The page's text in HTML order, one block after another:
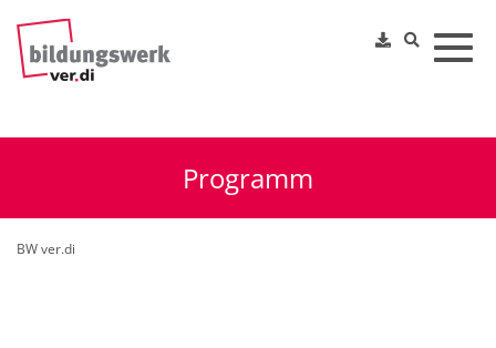
Programm
BW ver.di